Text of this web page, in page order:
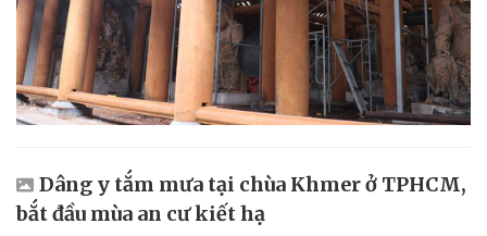
Dâng y tắm mưa tại chùa Khmer ở TPHCM,
bắt đầu mùa an cư kiết hạ